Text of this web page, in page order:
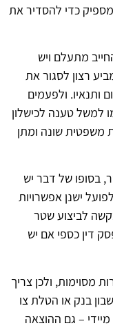
כדי להסדיר את
מתעלם ויש
רצון לסגור את
ותנאיו. ולפעמים
למשל טענה לכישלון
משפטית שונה ומתן
בסופו של דבר יש
ישנן אפשרויות
לביצוע שטר
דין כספי אם יש
מסוימות, ולכן צריך
בנק או הטלת צו
– גם ההוצאה